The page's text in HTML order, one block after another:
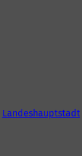
Landeshauptstadt